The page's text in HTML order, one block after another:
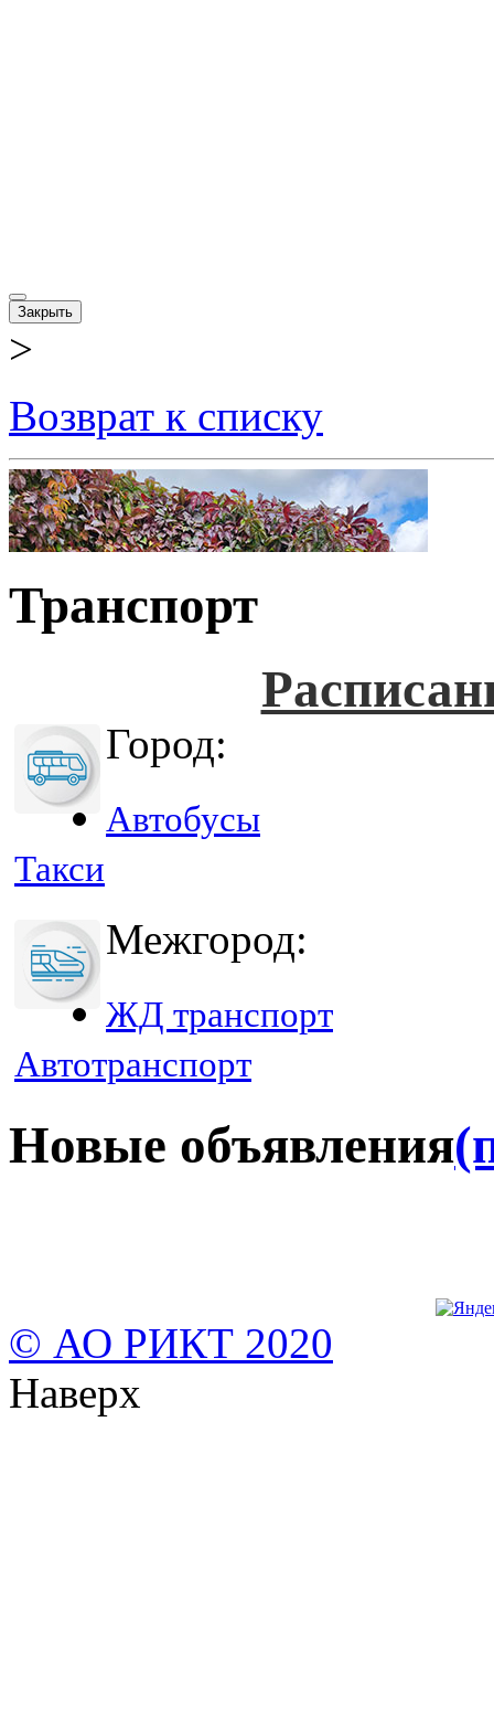
Закрыть
>
Возврат к списку
Транспорт
Город:
Автобусы
Такси
Межгород:
ЖД транспорт
Автотранспорт
Новые объявления
© АО РИКТ 2020
Наверх